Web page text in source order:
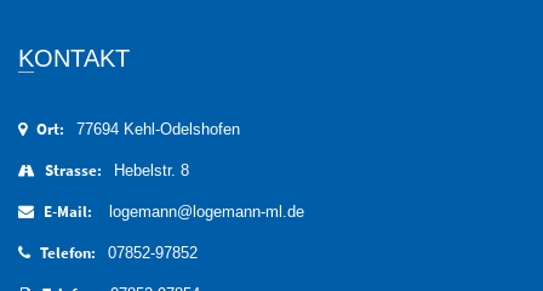
KONTAKT
Ort: 77694 Kehl-Odelshofen
Strasse: Hebelstr. 8
E-Mail: logemann@logemann-ml.de
Telefon: 07852-97852